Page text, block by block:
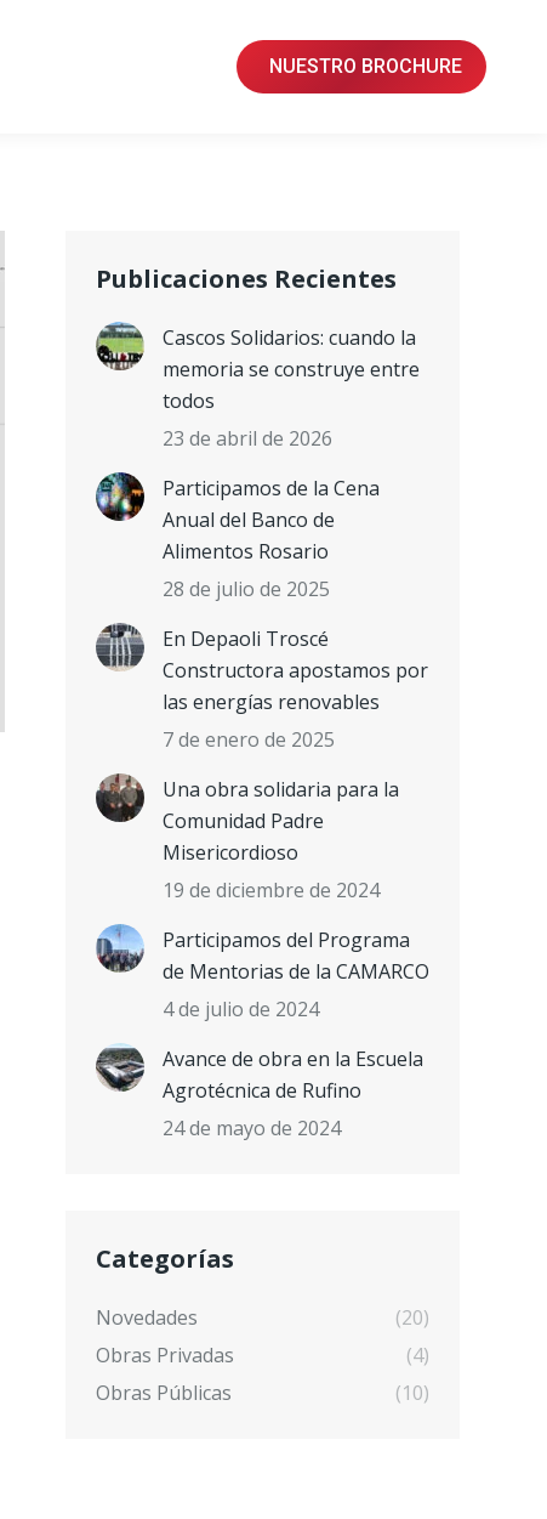
NUESTRO BROCHURE
Publicaciones Recientes
Cascos Solidarios: cuando la
memoria se construye entre
todos
23 de abril de 2026
Participamos de la Cena
Anual del Banco de
Alimentos Rosario
28 de julio de 2025
En Depaoli Troscé
Constructora apostamos por
las energías renovables
7 de enero de 2025
Una obra solidaria para la
Comunidad Padre
Misericordioso
19 de diciembre de 2024
Participamos del Programa
de Mentorias de la CAMARCO
4 de julio de 2024
Avance de obra en la Escuela
Agrotécnica de Rufino
24 de mayo de 2024
Categorías
Novedades
(20)
Obras Privadas
(4)
Obras Públicas
(10)